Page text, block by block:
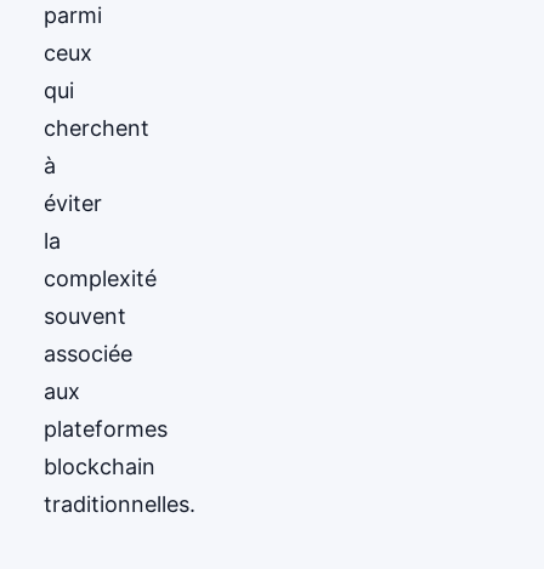
parmi
ceux
qui
cherchent
à
éviter
la
complexité
souvent
associée
aux
plateformes
blockchain
traditionnelles.